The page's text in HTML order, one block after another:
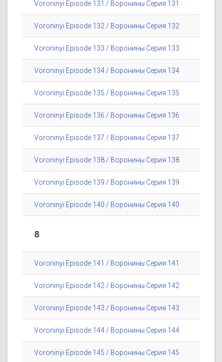
Voroninyi Episode 131 / Воронины Серия 131
Voroninyi Episode 132 / Воронины Серия 132
Voroninyi Episode 133 / Воронины Серия 133
Voroninyi Episode 134 / Воронины Серия 134
Voroninyi Episode 135 / Воронины Серия 135
Voroninyi Episode 136 / Воронины Серия 136
Voroninyi Episode 137 / Воронины Серия 137
Voroninyi Episode 138 / Воронины Серия 138
Voroninyi Episode 139 / Воронины Серия 139
Voroninyi Episode 140 / Воронины Серия 140
8
Voroninyi Episode 141 / Воронины Серия 141
Voroninyi Episode 142 / Воронины Серия 142
Voroninyi Episode 143 / Воронины Серия 143
Voroninyi Episode 144 / Воронины Серия 144
Voroninyi Episode 145 / Воронины Серия 145